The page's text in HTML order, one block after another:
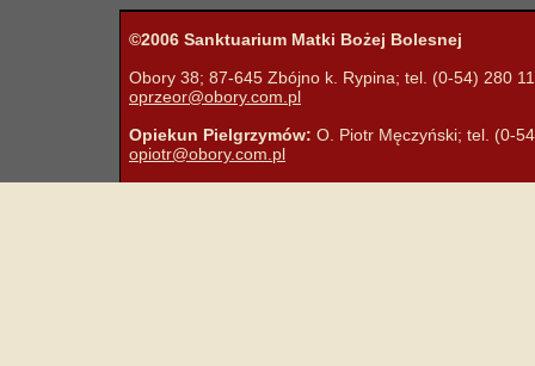
©2006 Sanktuarium Matki Bożej Bolesnej
Obory 38; 87-645 Zbójno k. Rypina; tel. (0-54) 280
oprzeor@obory.com.pl
Opiekun Pielgrzymów: O. Piotr Męczyński; tel. (0-
opiotr@obory.com.pl